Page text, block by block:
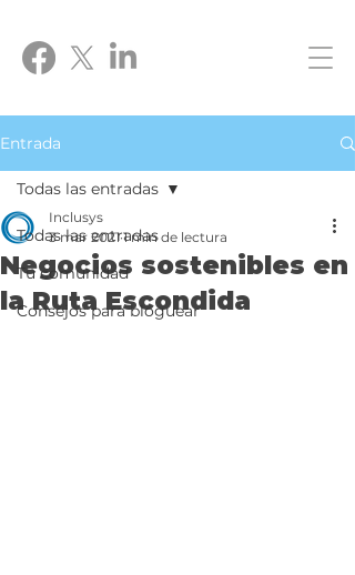
Entrada
Todas las entradas
Tu comunidad
Consejos para bloguear
Todas las entradas
Negocios sostenibles en
la Ruta Escondida
Inclusys
3 mar 2021 1 min de lectura